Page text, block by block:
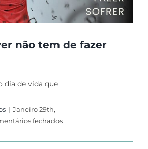
Comunidade
não tem de fazer
dia de vida que
| Janeiro 29th,
fechadosem
e